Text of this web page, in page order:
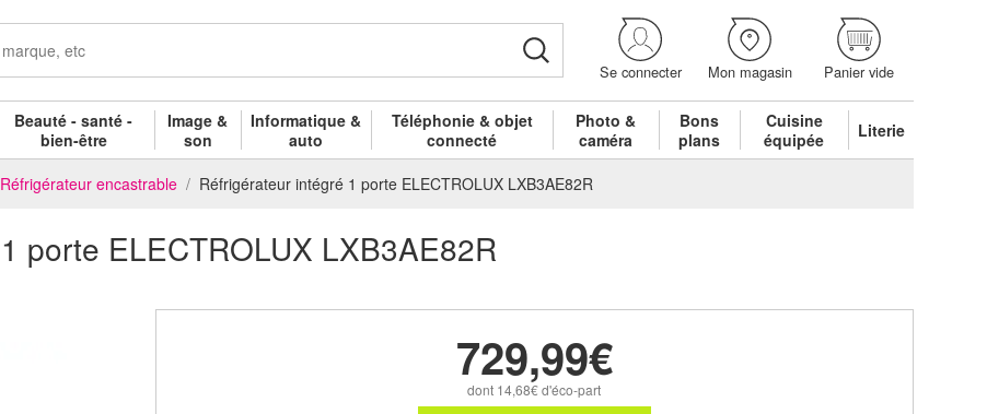
Se connecter Mon magasin Panier vide
Beauté - santé -
bien-être
Image &
son
Informatique &
auto
Téléphonie & objet
connecté
Photo &
caméra
Bons
plans
Cuisine
équipée
Literie
Réfrigérateur encastrable Réfrigérateur intégré 1 porte ELECTROLUX LXB3AE82R
porte ELECTROLUX LXB3AE82R
729,99€
dont 14,68€ d'éco-part